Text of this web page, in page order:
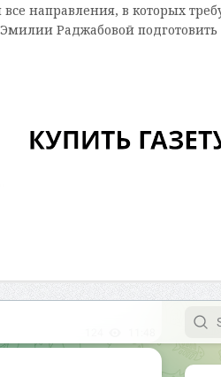
направления, в которых
Раджабовой